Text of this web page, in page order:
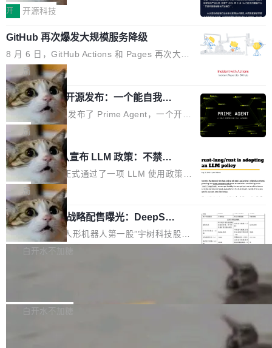
度宣传的。」 这才是真正的痛点。不是所有论文
都有问题，是最吸引眼球的那批论文最有问题。
他引用的帖子来自 Mathew Shen，一位 ICLR 2
026 的读者：「看了篇 ...
认为现代 AI 领域最重要的三个开源项目。 第一
理由很具体。FA 系列不需要解释，但 FA2 是他
认为最重要的一个——复杂度恰到好处，刚好能
驱动你去学 CuTe，但还没被那些"邪恶的" Hopp
er++ 优化所淹没，足够容易修改和适配。 更关
键的是 FA2 的持久性...
单点设备迈向智能化、网联化、协同化发展。作
鸿蒙通过统一技术底座和分布式能力，为不同类
型智能设备的开发、连接与互联提供关键支撑，
也为产业链企业探索产品创新与商业增长打开新
的空间。 8月14日，开源鸿蒙智能硬件开发者日
（OHDD：OpenHarmony Hardware Develope
r Day）将在杭州启航。活动面向智能硬件产业
链企业和开发者，邀请行业专家与资深技术顾
问，围绕开源鸿蒙技术能力、设备适配、芯片适
配、功耗与稳定性调优、兼容性测评及统一互联
等内容展开系统讲解和实战交流，帮助企业进一
步了解开源鸿蒙在智能...
开 开源科技
GitHub 再次爆发大规模服务降级
8 月 6 日，GitHub Actions 和 Pages 再次大规
模服务降级，Actions 完全不可用超过 5 小时，
webhook 停发，连自托管 runner 也因调度层故
障无法工作。Pages、Copilot code review、C
opilot coding agent 全部受影响。从检测到完全
恢复，大约 12 小时。 这是 2026 年 8 月的第六
起事故，其中四起与 AI/Copilot 服务相关。 Git
Hub 员工 kdaigle 在 HN 讨论中贴出了一组数
据：2025 年全年 10 亿次 commit。现在，每周
2.75 亿次，全年预计 140 亿次。GitHub...
局
Prime Agent 开源发布：一个能自我改
进的编程 Agent，ARC-AGI 3 超越人类
专家基线
Prime Intellect 发布了 Prime Agent，一个开源
的编程 Agent Harness，核心设计围绕两个抽
象：Recursive Language Model（RLM）和 C
ontinual Harness。在 ARC-AGI 3 基准测试
上，Prime Agent + Opus 5 的组合达到了 95.
5% RHAE Best@1，超过了 ARC 报告的人类专
家基线 95.4%。 不是又一个 coding agent 包装
器 Prime Agent 的架构和市面上大多数 coding
agent 有本质区别。大多数 agent harness 的设
计是基于早期模型的能力—...
局
Rust 项目团队宣布 LLM 政策：不禁
止，但你要承认哪些代码不是你写的
Rust 语言项目正式通过了一项 LLM 使用政策，
覆盖 rust-lang/rust 单一仓库的代码贡献。这不
是项目级别的官方立场，目前由五个团队采纳，
但它可能是主流开源项目中关于 AI 辅助贡献最
细致的一份规则。 政策的核心只有一句话：LLM
可以用来分析、提炼、审阅、建议，但不能用来
不得生成涉及安全性的关键变更，除非作者本身
局
宇树科技 IPO 战略配售曝光：DeepSe
ek 获配 93.3 万股，锁定 36 个月
8月6日晚间，“人形机器人第一股”宇树科技股份
有限公司披露IPO发行价格及战略配售结果，杭
36个月。 公告显示，本次宇树科技战略配售对
白开水不加糖
Bug fixes and enhancements 修复多次传递同
白开水不加糖